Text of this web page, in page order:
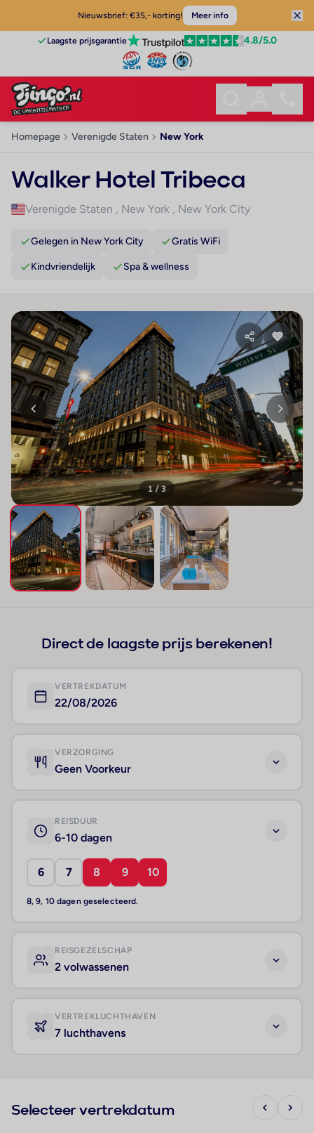
Nieuwsbrief: €35,- korting! Meer info
Laagste prijsgarantie 4.8/5.0
Homepage Verenigde Staten New York
Walker Hotel Tribeca
Verenigde Staten , New York , New York City
Gelegen in New York City Gratis WiFi
Kindvriendelijk Spa & wellness
1 / 3
Direct de laagste prijs berekenen!
VERTREKDATUM
22/08/2026
VERZORGING
Geen Voorkeur
REISDUUR
6-10 dagen
6 7 8 9 10
8, 9, 10 dagen geselecteerd.
REISGEZELSCHAP
2 volwassenen
VERTREKLUCHTHAVEN
7 luchthavens
Selecteer vertrekdatum